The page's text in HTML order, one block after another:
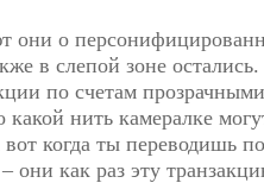
они о
в слепой зоне
по счетам
какой нить камералке
вот когда ты переводишь
они как раз эту